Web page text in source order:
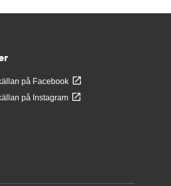
på Facebook
på Instagram